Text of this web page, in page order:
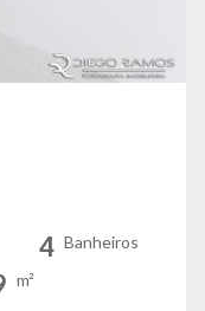
4 Banheiros
m²